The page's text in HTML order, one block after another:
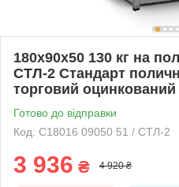
180х90х50 130 кг на
СТЛ-2 Стандарт
торговий оцинкований
Готово до відправки
Код: С18016 09050 51 / СТЛ-2
3 936 ₴ 4 920 ₴